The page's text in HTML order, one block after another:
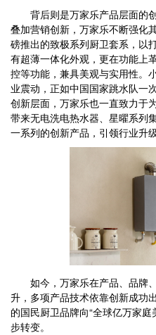
背后则是万家乐产品层面的
叠加营销创新，万家乐不断强化
磅推出的致极系列厨卫套系，以
有超薄一体化外观，更在功能上
控等功能，兼具美观与实用性。
业震动，正如中国国家跳水队一
创新层面，万家乐也一直致力于
带来无电洗电热水器、星曜系列
一系列的创新产品，引领行业升级
如今，万家乐在产品、品牌
升，多项产品技术依靠创新成功
的国民厨卫品牌向“全球亿万家
步转变。